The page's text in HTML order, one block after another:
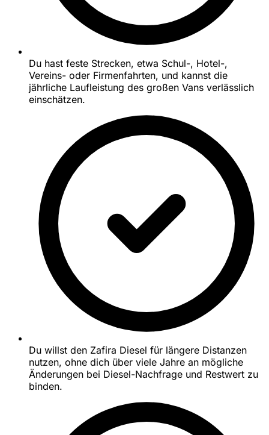
Du hast feste Strecken, etwa Schul-, Hotel-,
Vereins- oder Firmenfahrten, und kannst die
jährliche Laufleistung des großen Vans verlässlich
einschätzen.
Du willst den Zafira Diesel für längere Distanzen
nutzen, ohne dich über viele Jahre an mögliche
Änderungen bei Diesel-Nachfrage und Restwert zu
binden.